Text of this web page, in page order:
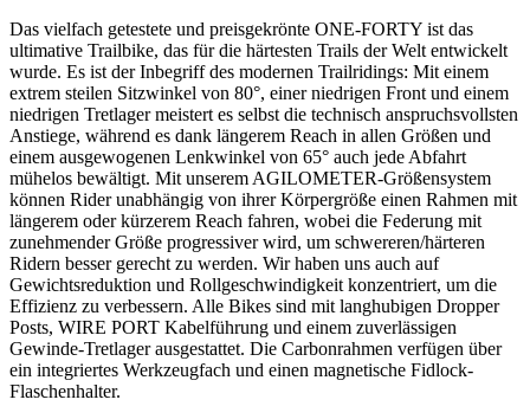
Das vielfach getestete und preisgekrönte ONE-FORTY ist das
ultimative Trailbike, das für die härtesten Trails der Welt entwickelt
wurde. Es ist der Inbegriff des modernen Trailridings: Mit einem
extrem steilen Sitzwinkel von 80°, einer niedrigen Front und einem
niedrigen Tretlager meistert es selbst die technisch anspruchsvollsten
Anstiege, während es dank längerem Reach in allen Größen und
einem ausgewogenen Lenkwinkel von 65° auch jede Abfahrt
mühelos bewältigt. Mit unserem AGILOMETER-Größensystem
können Rider unabhängig von ihrer Körpergröße einen Rahmen mit
längerem oder kürzerem Reach fahren, wobei die Federung mit
zunehmender Größe progressiver wird, um schwereren/härteren
Ridern besser gerecht zu werden. Wir haben uns auch auf
Gewichtsreduktion und Rollgeschwindigkeit konzentriert, um die
Effizienz zu verbessern. Alle Bikes sind mit langhubigen Dropper
Posts, WIRE PORT Kabelführung und einem zuverlässigen
Gewinde-Tretlager ausgestattet. Die Carbonrahmen verfügen über
ein integriertes Werkzeugfach und einen magnetische Fidlock-
Flaschenhalter.